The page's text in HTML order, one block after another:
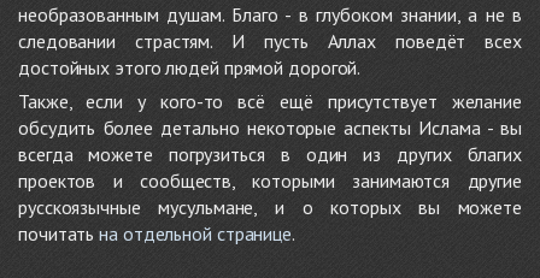
необразованным душам. Благо - в глубоком знании, а не в
следовании страстям. И пусть Аллах поведёт всех
достойных этого людей прямой дорогой.
Также, если у кого-то всё ещё присутствует желание
обсудить более детально некоторые аспекты Ислама - вы
всегда можете погрузиться в один из других благих
проектов и сообществ, которыми занимаются другие
русскоязычные мусульмане, и о которых вы можете
почитатьна отдельной странице.